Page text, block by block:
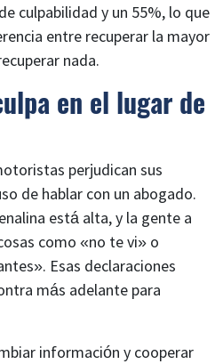
culpabilidad y un 55%, lo que
entre recuperar la mayor
nada.
en el lugar de
perjudican sus
de hablar con un abogado.
está alta, y la gente a
como «no te vi» o
Esas declaraciones
más adelante para
información y cooperar